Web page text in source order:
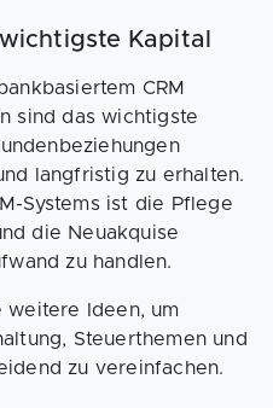
Kapital
CRM
sind das wichtigste
langfristig zu erhalten.
Systems ist die Pflege
die Neuakquise
zu handlen.
weitere Ideen, um
Steuerthemen und
zu vereinfachen.